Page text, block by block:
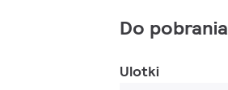
Do pobrania
Ulotki